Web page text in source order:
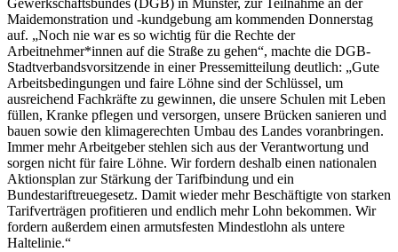
Gewerkschaftsbundes (DGB) in Münster, zur Teilnahme an der
Maidemonstration und -kundgebung am kommenden Donnerstag
auf. „Noch nie war es so wichtig für die Rechte der
Arbeitnehmer*innen auf die Straße zu gehen“, machte die DGB-
Stadtverbandsvorsitzende in einer Pressemitteilung deutlich: „Gute
Arbeitsbedingungen und faire Löhne sind der Schlüssel, um
ausreichend Fachkräfte zu gewinnen, die unsere Schulen mit Leben
füllen, Kranke pflegen und versorgen, unsere Brücken sanieren und
bauen sowie den klimagerechten Umbau des Landes voranbringen.
Immer mehr Arbeitgeber stehlen sich aus der Verantwortung und
sorgen nicht für faire Löhne. Wir fordern deshalb einen nationalen
Aktionsplan zur Stärkung der Tarifbindung und ein
Bundestariftreuegesetz. Damit wieder mehr Beschäftigte von starken
Tarifverträgen profitieren und endlich mehr Lohn bekommen. Wir
fordern außerdem einen armutsfesten Mindestlohn als untere
Haltelinie.“